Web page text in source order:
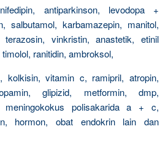
antiparkinson, levodopa +
salbutamol, karbamazepin, manitol,
terazosin, vinkristin, anastetik, etinil
ranitidin, ambroksol,
kolkisin, vitamin c, ramipril, atropin,
glipizid, metformin, dmp,
meningokokus polisakarida a + c,
hormon, obat endokrin lain dan